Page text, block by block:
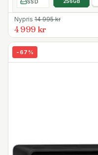
SSD
Nypris 14 995kr
4 999 kr
- 67 %